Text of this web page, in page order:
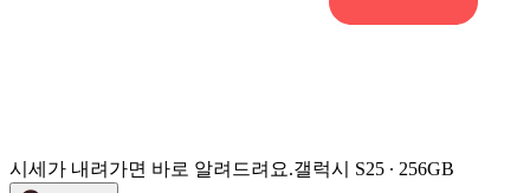
시세가 내려가면 바로 알려드려요.갤럭시 S25 ∙ 256GB